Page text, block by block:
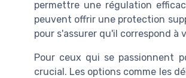
permettre une régulation
peuvent offrir une protection
pour s'assurer qu'il correspond
Pour ceux qui se passionnent
crucial. Les options comme les